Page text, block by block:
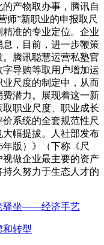
产物取办事，腾讯自
师”新职业的申报取尺
准的专业定位。企业
，目前，进一步鞭策
腾讯聪慧运营私塾官
导购等取用户增加运
尺度的制定中，从而
潜力。展现着这一新
职业尺度、职业成长
系统的全套规范性尺
幅提拔。人社部发布
年版）》（下称《尺
做企业最主要的资产
久努力于生态人才的
驿坐——经济手艺
和转型